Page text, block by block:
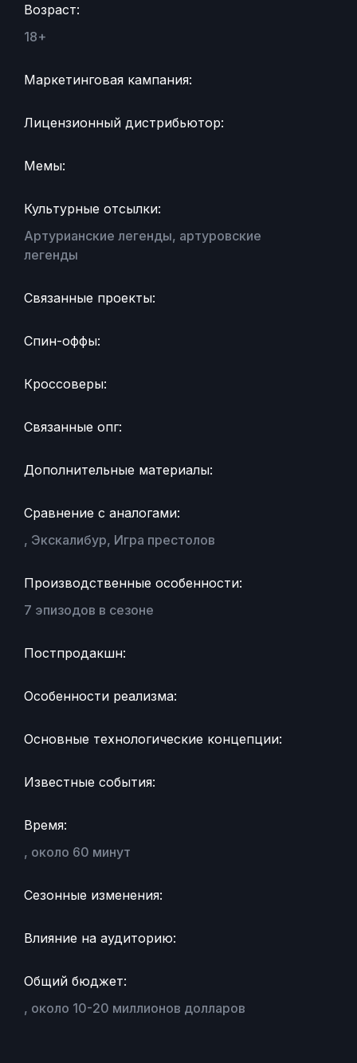
Возраст:
18+
Маркетинговая кампания:
Лицензионный дистрибьютор:
Мемы:
Культурные отсылки:
Артурианские легенды, артуровские
легенды
Связанные проекты:
Спин-оффы:
Кроссоверы:
Связанные опг:
Дополнительные материалы:
Сравнение с аналогами:
, Экскалибур, Игра престолов
Производственные особенности:
7 эпизодов в сезоне
Постпродакшн:
Особенности реализма:
Основные технологические концепции:
Известные события:
Время:
, около 60 минут
Сезонные изменения:
Влияние на аудиторию:
Общий бюджет:
, около 10-20 миллионов долларов